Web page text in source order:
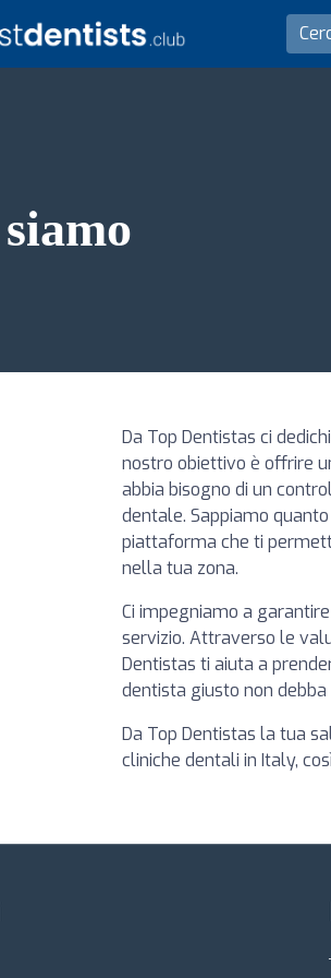
Da Top Dentistas ci
nostro obiettivo è offrire
abbia bisogno di un
dentale. Sappiamo
piattaforma che ti
nella tua zona.
Ci impegniamo a
servizio. Attraverso le
Dentistas ti aiuta a
dentista giusto non
Da Top Dentistas la tua
cliniche dentali in Italy,